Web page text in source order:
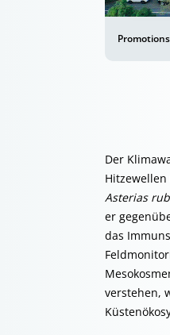
Der
Asterias
er
das
verstehen,